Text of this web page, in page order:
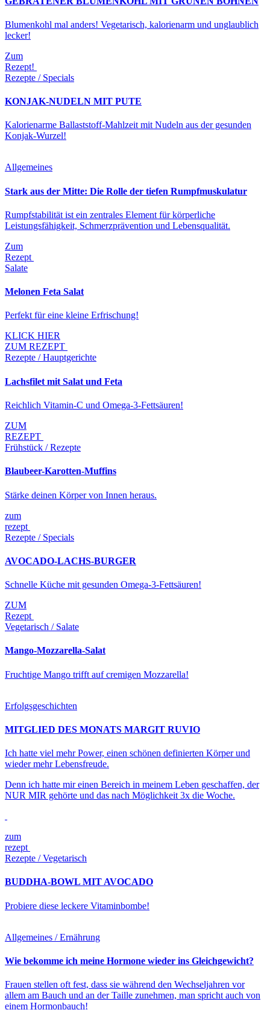
Blumenkohl mal anders! Vegetarisch, kalorienarm und unglaublich
lecker!
Zum
Rezept!
Rezepte / Specials
KONJAK-NUDELN MIT PUTE
Kalorienarme Ballaststoff-Mahlzeit mit Nudeln aus der gesunden
Konjak-Wurzel!
Allgemeines
Stark aus der Mitte: Die Rolle der tiefen Rumpfmuskulatur
Rumpfstabilität ist ein zentrales Element für körperliche
Leistungsfähigkeit, Schmerzprävention und Lebensqualität.
Zum
Rezept
Salate
Melonen Feta Salat
Perfekt für eine kleine Erfrischung!
KLICK HIER
ZUM REZEPT
Rezepte / Hauptgerichte
Lachsfilet mit Salat und Feta
Reichlich Vitamin-C und Omega-3-Fettsäuren!
ZUM
REZEPT
Frühstück / Rezepte
Blaubeer-Karotten-Muffins
Stärke deinen Körper von Innen heraus.
zum
rezept
Rezepte / Specials
AVOCADO-LACHS-BURGER
Schnelle Küche mit gesunden Omega-3-Fettsäuren!
ZUM
Rezept
Vegetarisch / Salate
Mango-Mozzarella-Salat
Fruchtige Mango trifft auf cremigen Mozzarella!
Erfolgsgeschichten
MITGLIED DES MONATS MARGIT RUVIO
Ich hatte viel mehr Power, einen schönen definierten Körper und
wieder mehr Lebensfreude.
Denn ich hatte mir einen Bereich in meinem Leben geschaffen, der
NUR MIR gehörte und das nach Möglichkeit 3x die Woche.
zum
rezept
Rezepte / Vegetarisch
BUDDHA-BOWL MIT AVOCADO
Probiere diese leckere Vitaminbombe!
Allgemeines / Ernährung
Wie bekomme ich meine Hormone wieder ins Gleichgewicht?
Frauen stellen oft fest, dass sie während den Wechseljahren vor
allem am Bauch und an der Taille zunehmen, man spricht auch von
einem Hormonbauch!